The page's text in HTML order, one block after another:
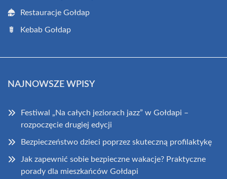
Restauracje Gołdap
Kebab Gołdap
NAJNOWSZE WPISY
Festiwal „Na całych jeziorach jazz” w Gołdapi –
rozpoczęcie drugiej edycji
Bezpieczeństwo dzieci poprzez skuteczną profilaktykę
Jak zapewnić sobie bezpieczne wakacje? Praktyczne
porady dla mieszkańców Gołdapi